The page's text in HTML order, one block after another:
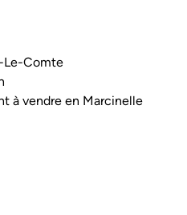
Le-Comte
à vendre en Marcinelle